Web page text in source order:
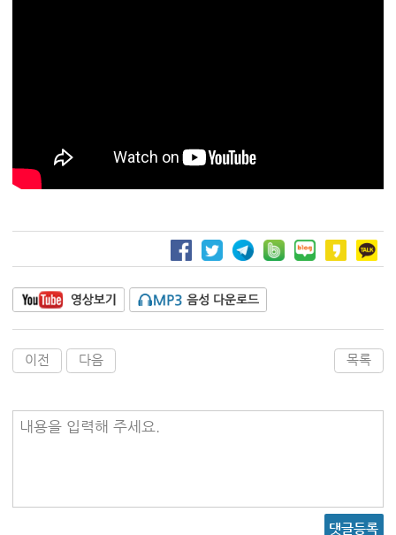
이전 다음 목록
내용을 입력해 주세요.
댓글등록